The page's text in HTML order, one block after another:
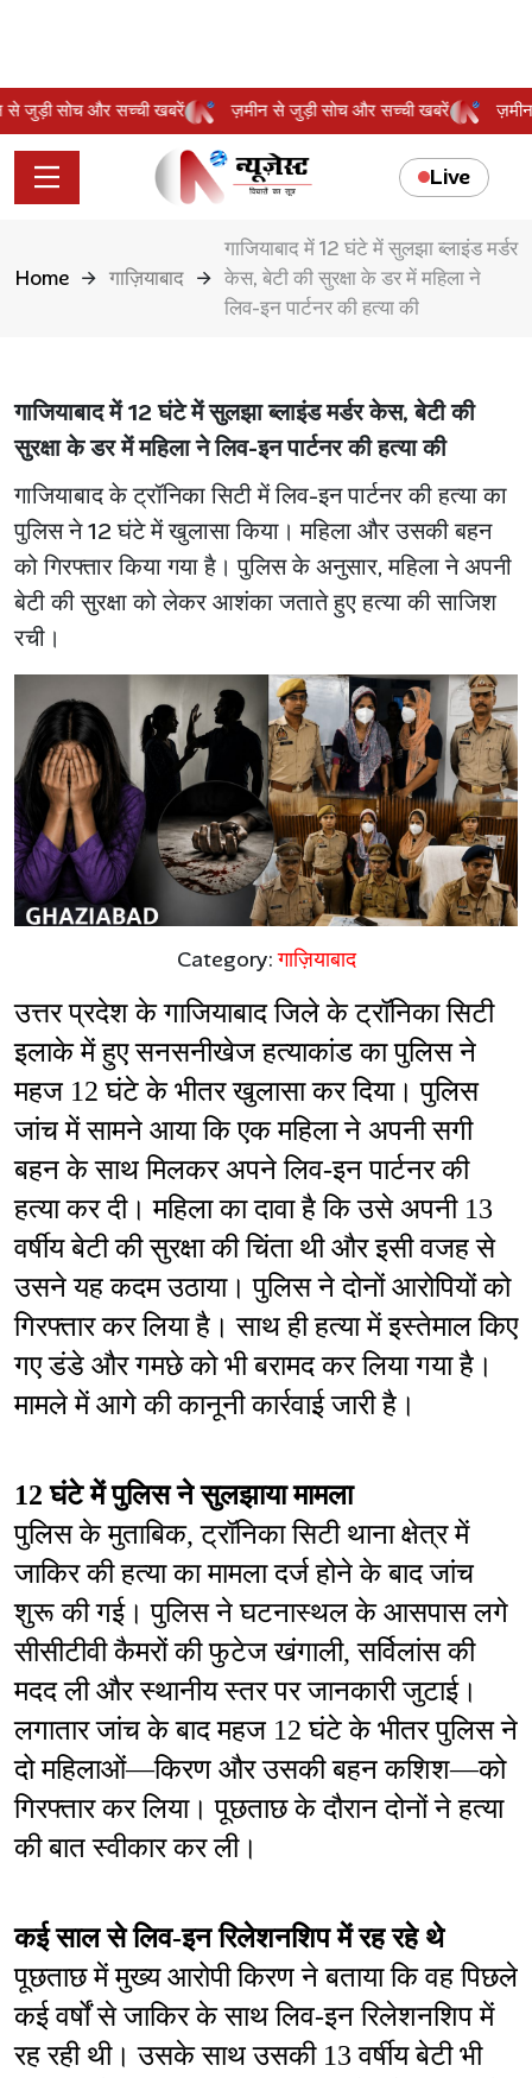
से जुड़ी सोच और सच्ची खबरें ज़मीन से जुड़ी सोच और सच्ची खबरें
Live
Home गाज़ियाबाद
गाजियाबाद में 12 घंटे में सुलझा ब्लाइंड मर्डर
केस, बेटी की सुरक्षा के डर में महिला ने
लिव-इन पार्टनर की हत्या की
गाजियाबाद में 12 घंटे में सुलझा ब्लाइंड मर्डर केस, बेटी की
सुरक्षा के डर में महिला ने लिव-इन पार्टनर की हत्या की
गाजियाबाद के ट्रॉनिका सिटी में लिव-इन पार्टनर की हत्या का
पुलिस ने 12 घंटे में खुलासा किया। महिला और उसकी बहन
को गिरफ्तार किया गया है। पुलिस के अनुसार, महिला ने अपनी
बेटी की सुरक्षा को लेकर आशंका जताते हुए हत्या की साजिश
रची।
Category:गाज़ियाबाद
उत्तर प्रदेश के गाजियाबाद जिले के ट्रॉनिका सिटी
इलाके में हुए सनसनीखेज हत्याकांड का पुलिस ने
महज 12 घंटे के भीतर खुलासा कर दिया। पुलिस
जांच में सामने आया कि एक महिला ने अपनी सगी
बहन के साथ मिलकर अपने लिव-इन पार्टनर की
हत्या कर दी। महिला का दावा है कि उसे अपनी 13
वर्षीय बेटी की सुरक्षा की चिंता थी और इसी वजह से
उसने यह कदम उठाया। पुलिस ने दोनों आरोपियों को
गिरफ्तार कर लिया है। साथ ही हत्या में इस्तेमाल किए
गए डंडे और गमछे को भी बरामद कर लिया गया है।
मामले में आगे की कानूनी कार्रवाई जारी है।
12 घंटे में पुलिस ने सुलझाया मामला
पुलिस के मुताबिक, ट्रॉनिका सिटी थाना क्षेत्र में
जाकिर की हत्या का मामला दर्ज होने के बाद जांच
शुरू की गई। पुलिस ने घटनास्थल के आसपास लगे
सीसीटीवी कैमरों की फुटेज खंगाली, सर्विलांस की
मदद ली और स्थानीय स्तर पर जानकारी जुटाई।
लगातार जांच के बाद महज 12 घंटे के भीतर पुलिस ने
दो महिलाओं—किरण और उसकी बहन कशिश—को
गिरफ्तार कर लिया। पूछताछ के दौरान दोनों ने हत्या
की बात स्वीकार कर ली।
कई साल से लिव-इन रिलेशनशिप में रह रहे थे
पूछताछ में मुख्य आरोपी किरण ने बताया कि वह पिछले
कई वर्षों से जाकिर के साथ लिव-इन रिलेशनशिप में
रह रही थी। उसके साथ उसकी 13 वर्षीय बेटी भी